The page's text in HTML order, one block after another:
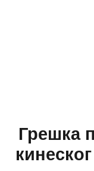
Грешка